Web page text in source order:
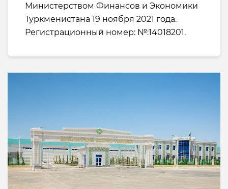
Министерством Финансов и Экономики
Туркменистана 19 ноября 2021 года.
Регистрационный номер: №:14018201.